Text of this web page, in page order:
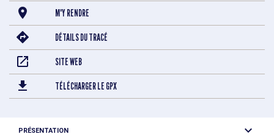
M'Y RENDRE
DÉTAILS DU TRACÉ
SITE WEB
TÉLÉCHARGER LE GPX
PRÉSENTATION